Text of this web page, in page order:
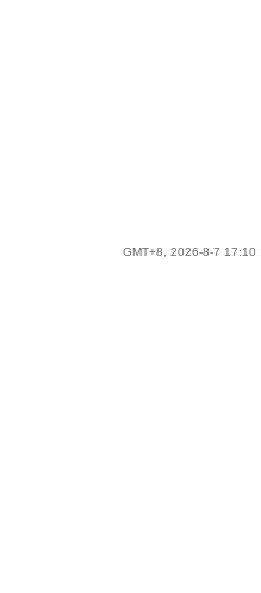
GMT+8, 2026-8-7 17:10